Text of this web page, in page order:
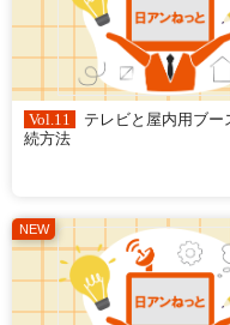
Vol.11
テレビと屋内用ブー
続方法